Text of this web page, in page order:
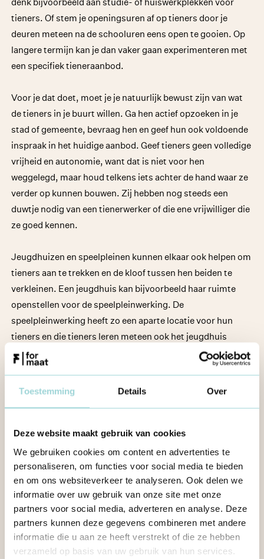
Toestemming Details Over
Deze website maakt gebruik van cookies
We gebruiken cookies om content en advertenties te
personaliseren, om functies voor social media te bieden
en om ons websiteverkeer te analyseren. Ook delen we
informatie over uw gebruik van onze site met onze
partners voor social media, adverteren en analyse. Deze
partners kunnen deze gegevens combineren met andere
informatie die u aan ze heeft verstrekt of die ze hebben
verzameld op basis van uw gebruik van hun services.
tieners. Of stem je openingsuren af op tieners door je
deuren meteen na de schooluren eens open te gooien. Op
langere termijn kan je dan vaker gaan experimenteren met
een specifiek tieneraanbod.
Voor je dat doet, moet je je natuurlijk bewust zijn van wat
de tieners in je buurt willen. Ga hen actief opzoeken in je
stad of gemeente, bevraag hen en geef hun ook voldoende
inspraak in het huidige aanbod. Geef tieners geen volledige
vrijheid en autonomie, want dat is niet voor hen
weggelegd, maar houd telkens iets achter de hand waar ze
verder op kunnen bouwen. Zij hebben nog steeds een
duwtje nodig van een tienerwerker of die ene vrijwilliger die
ze goed kennen.
Jeugdhuizen en speelpleinen kunnen elkaar ook helpen om
tieners aan te trekken en de kloof tussen hen beiden te
verkleinen. Een jeugdhuis kan bijvoorbeeld haar ruimte
openstellen voor de speelpleinwerking. De
speelpleinwerking heeft zo een aparte locatie voor hun
tieners en die tieners leren meteen ook het jeugdhuis
kennen. Dat verlaagt de drempel voor hen om later het
jeugdhuis nog eens te bezoeken. Een echte win-
moeten het gevoel hebben dat ze meerwaarde creëren voor
hun eigen werking en voor hun stad of gemeente. Een
jeugddienst die je ondersteunt en een goede
jeugdconsulent die je visie deelt, zijn daarbij enorm veel
waard. En als de schepen van Jeugd met je plannen kan
uitpakken, is het helemaal in kannen en kruiken.
Een plek in de publieke ruimte